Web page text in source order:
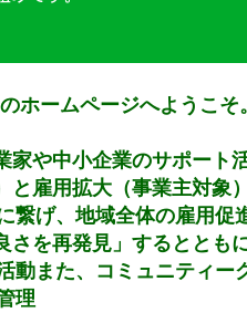
ホームページへようこ
家や中小企業のサポート
と雇用拡大（事業主対象
繋げ、地域全体の雇用促
さを再発見」するととも
動また、コミュニティー
理